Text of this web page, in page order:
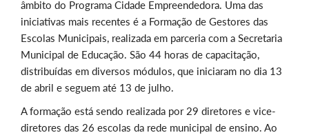
âmbito do Programa Cidade Empreendedora. Uma das
iniciativas mais recentes é a Formação de Gestores das
Escolas Municipais, realizada em parceria com a Secretaria
Municipal de Educação. São 44 horas de capacitação,
distribuídas em diversos módulos, que iniciaram no dia 13
de abril e seguem até 13 de julho.
A formação está sendo realizada por 29 diretores e vice-
diretores das 26 escolas da rede municipal de ensino. Ao